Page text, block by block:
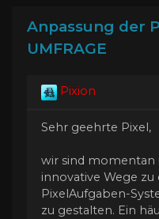
Anpassung der
UMFRAGE
Pixion
Sehr geehrte Pixel,
wir sind momentan
innovative Wege
PixelAufgaben-
zu gestalten. Ein